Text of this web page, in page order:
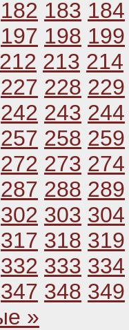
182 183 184
197 198 199
212 213 214
227 228 229
242 243 244
257 258 259
272 273 274
287 288 289
302 303 304
317 318 319
332 333 334
347 348 349
»